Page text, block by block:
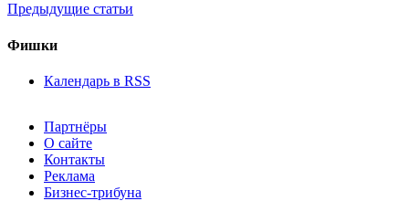
Предыдущие статьи
Фишки
Календарь в RSS
Партнёры
О сайте
Контакты
Реклама
Бизнес-трибуна